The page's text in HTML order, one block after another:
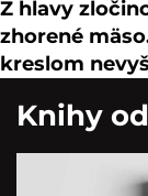
Z hlavy
zhorené
kreslom
Knihy